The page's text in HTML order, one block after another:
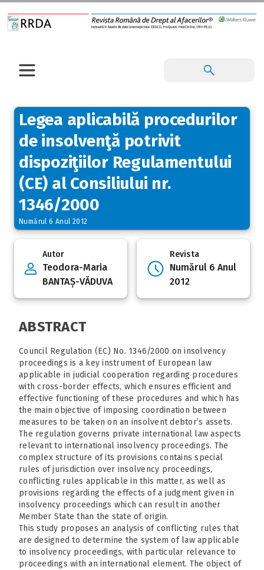
Legea aplicabilă procedurilor
de insolvenţă potrivit
dispoziţiilor Regulamentului
(CE) al Consiliului nr.
1346/2000
Numărul 6 Anul 2012
Autor
Teodora-Maria
BANTAȘ-VĂDUVA
Revista
Numărul 6 Anul
2012
ABSTRACT
Council Regulation (EC) No. 1346/2000 on insolvency
proceedings is a key instrument of European law
applicable in judicial cooperation regarding procedures
with cross-border effects, which ensures efficient and
effective functioning of these procedures and which has
the main objective of imposing coordination between
measures to be taken on an insolvent debtor’s assets.
The regulation governs private international law aspects
relevant to international insolvency proceedings. The
complex structure of its provisions contains special
rules of jurisdiction over insolvency proceedings,
conflicting rules applicable in this matter, as well as
provisions regarding the effects of a judgment given in
insolvency proceedings which can result in another
Member State than the state of origin.
This study proposes an analysis of conflicting rules that
are designed to determine the system of law applicable
to insolvency proceedings, with particular relevance to
proceedings with an international element. The object of